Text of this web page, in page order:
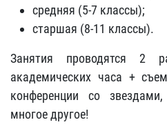
средняя (5-7 классы);
старшая (8-11 классы).
Занятия проводятся
академических часа +
конференции со
многое другое!